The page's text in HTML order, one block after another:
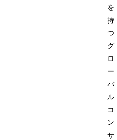
を
持
つ
グ
ロ
ー
バ
ル
コ
ン
サ